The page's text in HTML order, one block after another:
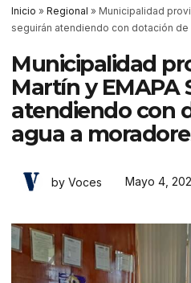
Inicio » Regional » Municipalidad
seguirán atendiendo con dotación de
Municipalidad
Martín y EMAPA
atendiendo con
agua a
by Voces Mayo 4,